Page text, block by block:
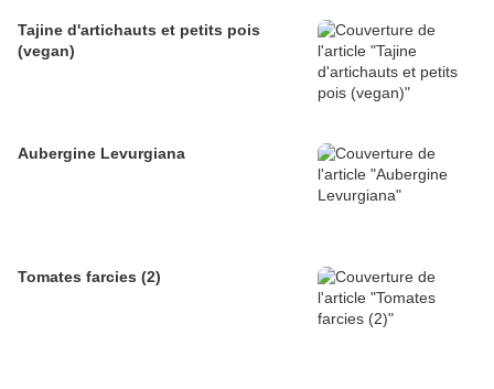
Tajine d'artichauts et petits pois
(vegan)
Aubergine Levurgiana
Tomates farcies (2)